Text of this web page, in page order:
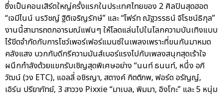
ซึ่งเป็นคอนเสิร์ตใหญ่ครั้งแรกในประเทศไทยของ 2 ศิลปินสุดฮอต
“เจมีไนน์ นรวิชญ์ ฐิติเจริญรักษ์” และ “โฟร์ท ณัฐวรรธน์ จิโรชน์ธิกุล”
งานนี้สามารถตกอารมณ์แฟนๆ ให้โลดแล่นไปในโลกความบันเทิงแบบ
ไร้ขีดจำกัดกับการโชว์เพอร์เฟอร์แมนซ์ในเพลงเพราะที่ขนกันมาหมด
คลังแสง บวกกับดีกรีความมันส์เบอร์แรงไปกับเพลงสนุกสุดเร้าใจ
ผนึกกำลังด้วยแขกรับเชิญสุดพิเศษอย่าง “นนท์ ธนนท์, หนึ่ง อภิ
วัฒน์ (วง ETC), แอลลี่ อชิรญา, สตางค์ กิตติภพ, ฟอร์ด อรัญญ์,
เอิร์น ปรียาภัทย์, 3 สาววง Pixxie “มาเบล, พิมมา, อิงโกะ” และ 5 หนุ่ม